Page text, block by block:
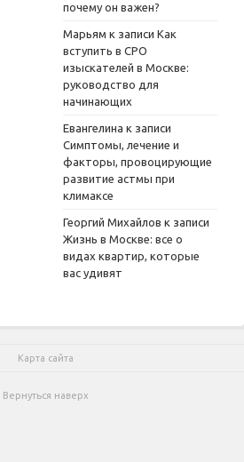
почему он важен?
Марьям к записи Как
вступить в СРО
изыскателей в Москве:
руководство для
начинающих
Евангелина к записи
Симптомы, лечение и
факторы, провоцирующие
развитие астмы при
климаксе
Георгий Михайлов к записи
Жизнь в Москве: все о
видах квартир, которые
вас удивят
Карта сайта
Вернуться наверх